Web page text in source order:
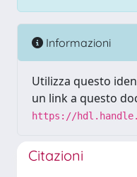
Informazioni
Utilizza questo
un link a questo
https://
Citazioni